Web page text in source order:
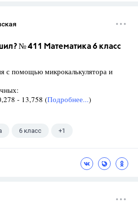
№ 411 Математика 6 класс
с помощью микрокалькулятора и
- 13,758 (Подробнее...)
6 класс +1